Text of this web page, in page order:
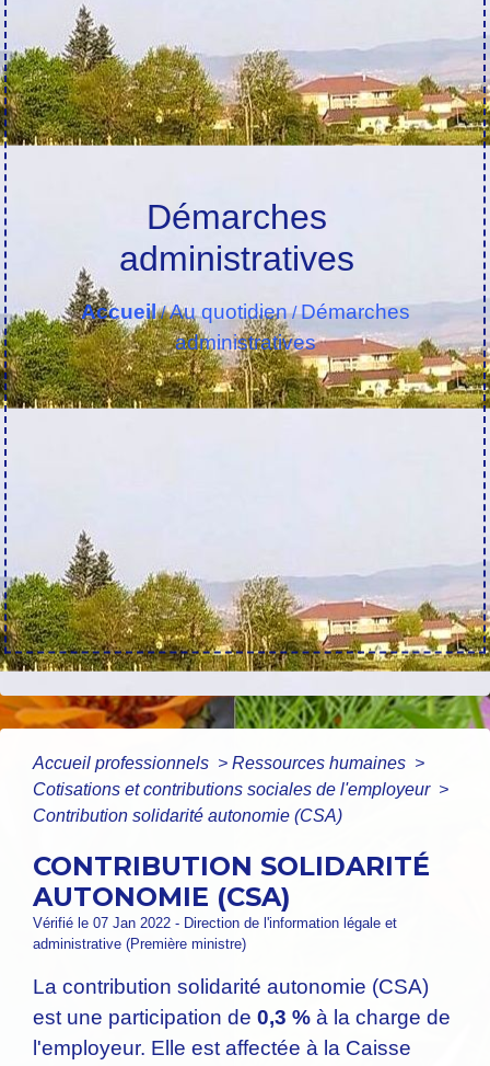
Démarches
administratives
Accueil/Au quotidien/Démarches
administratives
Accueil professionnels > Ressources humaines >
Cotisations et contributions sociales de l'employeur >
Contribution solidarité autonomie (CSA)
CONTRIBUTION SOLIDARITÉ
AUTONOMIE (CSA)
Vérifié le 07 Jan 2022 - Direction de l'information légale et
administrative (Première ministre)
La contribution solidarité autonomie (CSA)
est une participation de 0,3 % à la charge de
l'employeur. Elle est affectée à la Caisse